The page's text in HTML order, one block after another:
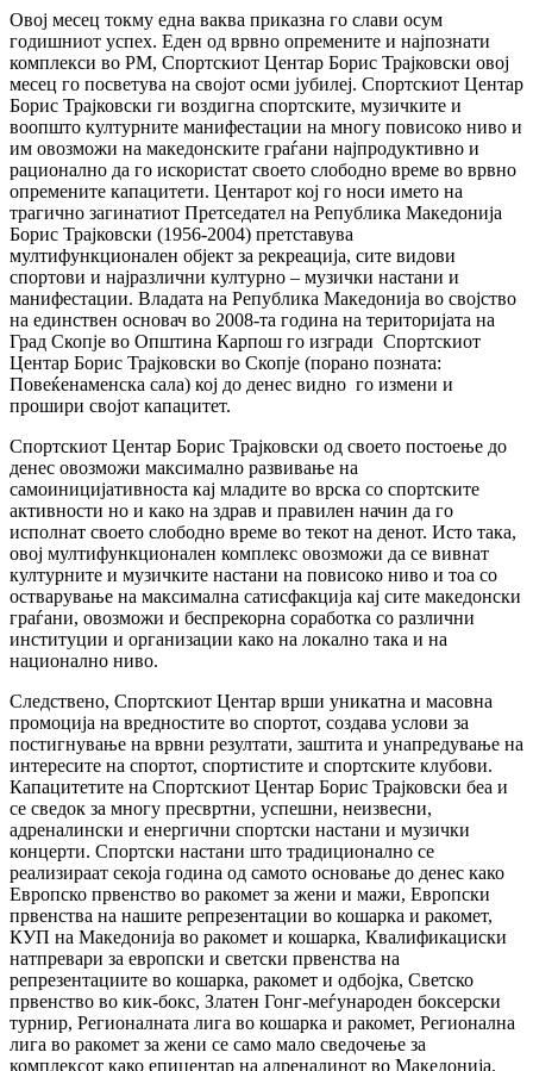
Овој месец токму една ваква приказна го слави осум
годишниот успех. Еден од врвно опремените и најпознати
комплекси во РМ, Спортскиот Центар Борис Трајковски овој
месец го посветува на својот осми јубилеј. Спортскиот Центар
Борис Трајковски ги воздигна спортските, музичките и
воопшто културните манифестации на многу повисоко ниво и
им овозможи на македонските граѓани најпродуктивно и
рационално да го искористат своето слободно време во врвно
опремените капацитети. Центарот кој го носи името на
трагично загинатиот Претседател на Република Македонија
Борис Трајковски (1956-2004) претставува
мултифункционален објект за рекреација, сите видови
спортови и најразлични културно – музички настани и
манифестации. Владата на Република Македонија во својство
на единствен основач во 2008-та година на територијата на
Град Скопје во Општина Карпош го изгради Спортскиот
Центар Борис Трајковски во Скопје (порано позната:
Повеќенаменска сала) кој до денес видно го измени и
прошири својот капацитет.
Спортскиот Центар Борис Трајковски од своето постоење до
денес овозможи максимално развивање на
самоиницијативноста кај младите во врска со спортските
активности но и како на здрав и правилен начин да го
исполнат своето слободно време во текот на денот. Исто така,
овој мултифункционален комплекс овозможи да се вивнат
културните и музичките настани на повисоко ниво и тоа со
остварување на максимална сатисфакција кај сите македонски
граѓани, овозможи и беспрекорна соработка со различни
институции и организации како на локално така и на
национално ниво.
Следствено, Спортскиот Центар врши уникатна и масовна
промоција на вредностите во спортот, создава услови за
постигнување на врвни резултати, заштита и унапредување на
интересите на спортот, спортистите и спортските клубови.
Капацитетите на Спортскиот Центар Борис Трајковски беа и
се сведок за многу пресвртни, успешни, неизвесни,
адреналински и енергични спортски настани и музички
концерти. Спортски настани што традиционално се
реализираат секоја година од самото основање до денес како
Европско првенство во ракомет за жени и мажи, Европски
првенства на нашите репрезентации во кошарка и ракомет,
КУП на Македонија во ракомет и кошарка, Квалификациски
натпревари за европски и светски првенства на
репрезентациите во кошарка, ракомет и одбојка, Светско
првенство во кик-бокс, Златен Гонг-меѓународен боксерски
турнир, Регионалната лига во кошарка и ракомет, Регионална
лига во ракомет за жени се само мало сведочење за
комплексот како епицентар на адреналинот во Македонија.